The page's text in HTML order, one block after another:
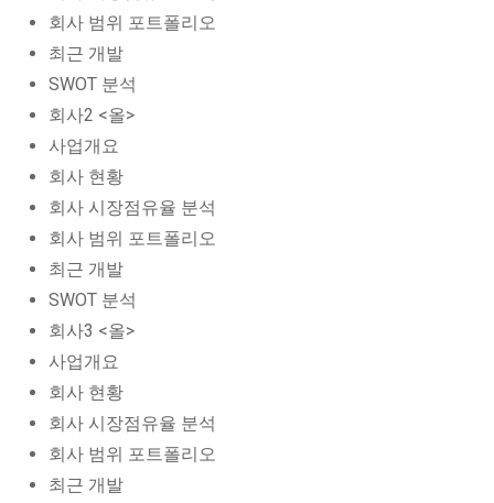
회사 범위 포트폴리오
최근 개발
SWOT 분석
회사2 <올>
사업개요
회사 현황
회사 시장점유율 분석
회사 범위 포트폴리오
최근 개발
SWOT 분석
회사3 <올>
사업개요
회사 현황
회사 시장점유율 분석
회사 범위 포트폴리오
최근 개발